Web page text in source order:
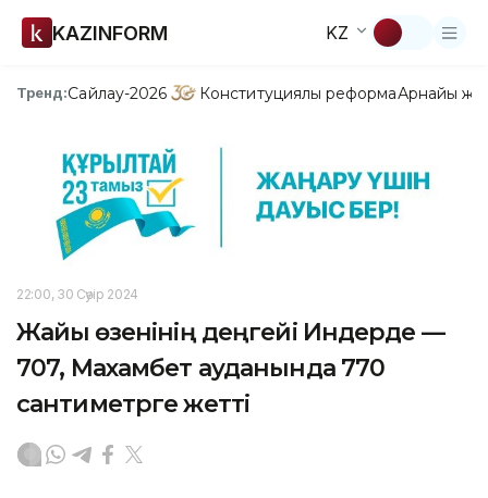
KAZINFORM KZ
Тренд:Сайлау-2026 Конституциялық реформаАрнайы
22:00, 30 Сәуір 2024
Жайық өзенінің деңгейі Индерде —
707, Махамбет ауданында 770
сантиметрге жетті